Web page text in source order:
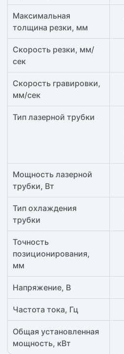
Максимальная
толщина резки, мм
Скорость резки, мм/
сек
Скорость гравировки,
мм/сек
Тип лазерной трубки
Мощность лазерной
трубки, Вт
Тип охлаждения
трубки
Точность
позиционирования,
мм
Напряжение, В
Частота тока, Гц
Общая установленная
мощность, кВт